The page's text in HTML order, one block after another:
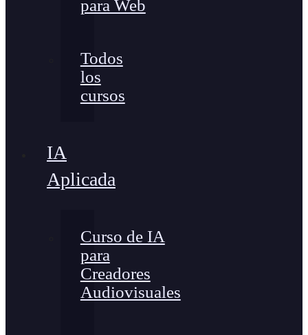
para Web
Todos
los
cursos
IA
Aplicada
Curso de IA
para
Creadores
Audiovisuales